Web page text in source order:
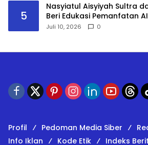
5
Nasyiatul Aisyiyah Sultra
Beri Edukasi Pemanfatan
Mahasiswa PPG
Juli 10, 2026 0
Profil Pedoman Media Siber
Info Iklan
Kode Etik Indeks